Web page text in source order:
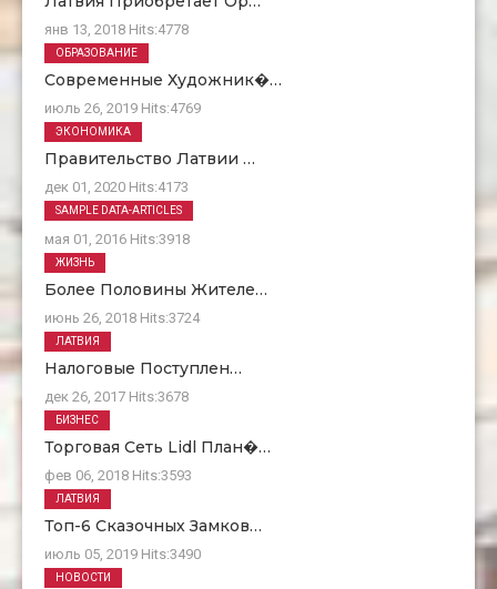
янв 13, 2018 Hits:4778
Современные Художник�…
июль 26, 2019 Hits:4769
ОБРАЗОВАНИЕ
Правительство Латвии …
дек 01, 2020 Hits:4173
ЭКОНОМИКА
О Нас
мая 01, 2016 Hits:3918
SAMPLE DATA-ARTICLES
Более Половины Жителе…
июнь 26, 2018 Hits:3724
ЖИЗНЬ
Налоговые Поступлен…
дек 26, 2017 Hits:3678
ЛАТВИЯ
Торговая Сеть Lidl План�…
фев 06, 2018 Hits:3593
БИЗНЕС
Топ-6 Сказочных Замков…
июль 05, 2019 Hits:3490
ЛАТВИЯ
НОВОСТИ